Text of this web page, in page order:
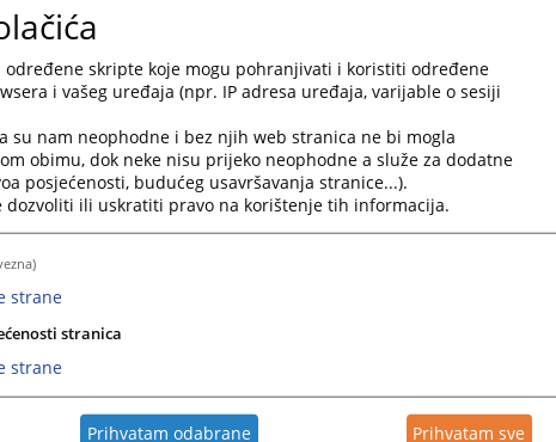
određene skripte koje mogu pohranjivati i koristiti određene
i vašeg uređaja (npr. IP adresa uređaja, varijable o sesiji
su nam neophodne i bez njih web stranica ne bi mogla
obimu, dok neke nisu prijeko neophodne a služe za dodatne
posjećenosti, budućeg usavršavanja stranice...).
dozvoliti ili uskratiti pravo na korištenje tih informacija.
strane
stranica
strane
Prihvatam odabrane Prihvatam sve